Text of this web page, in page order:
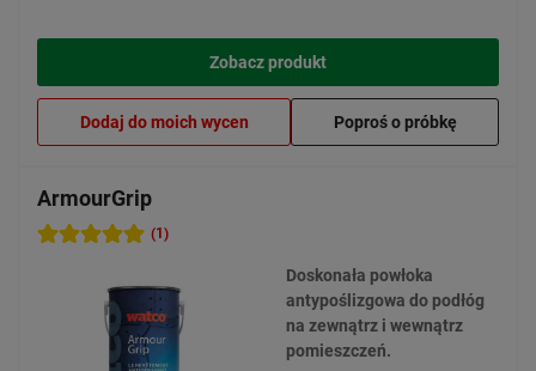
Zobacz produkt
Dodaj do moich wycen Poproś o próbkę
ArmourGrip
(1)
Doskonała powłoka
antypoślizgowa do podłóg
na zewnątrz i wewnątrz
pomieszczeń.